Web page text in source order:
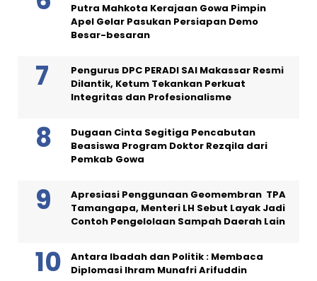
Putra Mahkota Kerajaan Gowa Pimpin
Apel Gelar Pasukan Persiapan Demo
Besar-besaran
Pengurus DPC PERADI SAI Makassar Resmi
Dilantik, Ketum Tekankan Perkuat
Integritas dan Profesionalisme
Dugaan Cinta Segitiga Pencabutan
Beasiswa Program Doktor Rezqila dari
Pemkab Gowa
Apresiasi Penggunaan Geomembran TPA
Tamangapa, Menteri LH Sebut Layak Jadi
Contoh Pengelolaan Sampah Daerah Lain
Antara Ibadah dan Politik : Membaca
Diplomasi Ihram Munafri Arifuddin